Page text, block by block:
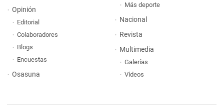
Opinión
Editorial
Colaboradores
Blogs
Encuestas
Osasuna
Más deporte
Nacional
Revista
Multimedia
Galerías
Vídeos